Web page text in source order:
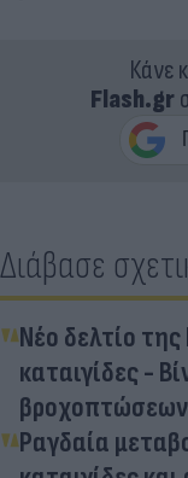
Κάνε
Flash.gr
Διάβασε
Νέο δελτίο
καταιγίδες -
Ραγδαία